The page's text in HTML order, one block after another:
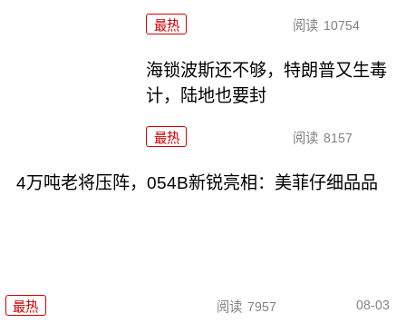
最热 阅读 10754
海锁波斯还不够，特朗普又生毒
计，陆地也要封
最热 阅读 8157
4万吨老将压阵，054B新锐亮相：美菲仔细品品
最热 阅读 7957 08-03